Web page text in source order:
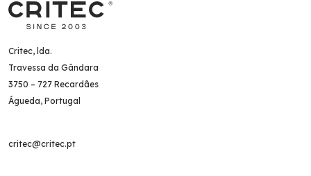
Critec, lda.
Travessa da Gândara
3750 – 727 Recardães
Águeda, Portugal
critec@critec.pt